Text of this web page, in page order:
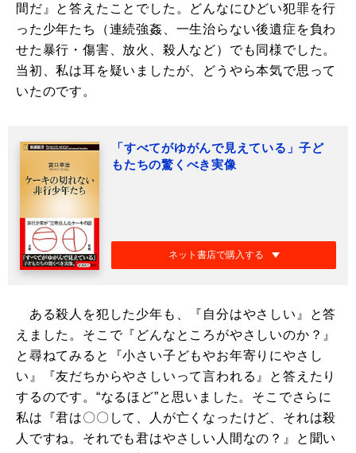
間だ』と答えたことでした。どんなにひどい犯罪を行
った少年たち（連続強姦、一生治らない後遺症を負わ
せた暴行・傷害、放火、殺人など）でも同様でした。
当初、私は耳を疑いましたが、どうやら本気で思って
いたのです。
「すべてがゆがんで見えている」子ど
もたちの驚くべき実像
ネット書店で購入する
ある殺人を犯した少年も、『自分はやさしい』と答
えました。そこで『どんなところがやさしいのか？』
と尋ねてみると『小さい子どもやお年寄りにやさし
い』『友だちからやさしいって言われる』と答えたり
するのです。“なるほど”と思いました。そこでさらに
私は『君は〇〇して、人が亡くなったけど、それは殺
人ですね。それでも君はやさしい人間なの？』と聞い